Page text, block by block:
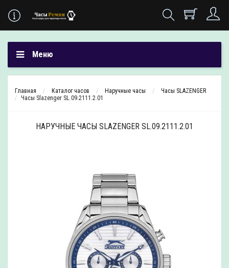
Меню
Главная Каталог часов Наручные часы
Часы SLAZENGER
Часы Slazenger SL.09.2111.2.01
НАРУЧНЫЕ ЧАСЫ SLAZENGER SL.09.2111.2.01